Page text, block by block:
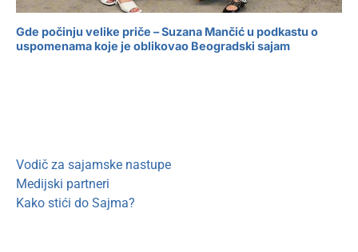
Gde počinju velike priče – Suzana Mančić u podkastu o
uspomenama koje je oblikovao Beogradski sajam
Vodič za sajamske nastupe
Medijski partneri
Kako stići do Sajma?